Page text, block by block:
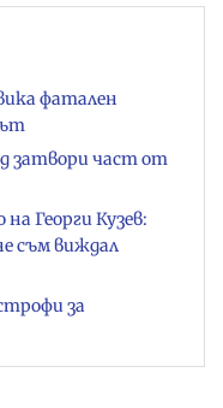
фатален
затвори част от
Георги Кузев:
съм виждал
за